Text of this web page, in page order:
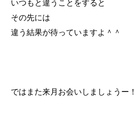
いつもと違うことをすると
その先には
違う結果が待っていますよ＾＾
ではまた来月お会いしましょうー！